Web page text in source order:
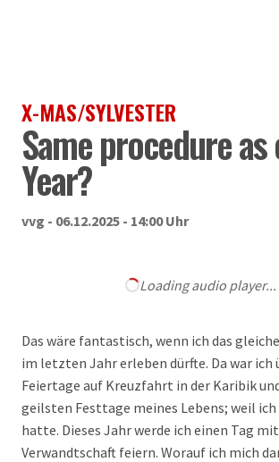
X-MAS/SYLVESTER
Same procedure as
Year?
vvg - 06.12.2025 - 14:00 Uhr
Loading audio player...
Das wäre fantastisch, wenn ich das
im letzten Jahr erleben dürfte. Da war ich
Feiertage auf Kreuzfahrt in der Karibik
geilsten Festtage meines Lebens; weil
hatte. Dieses Jahr werde ich einen Tag
Verwandtschaft feiern. Worauf ich mich